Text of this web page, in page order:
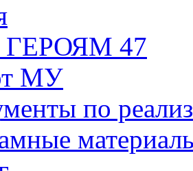
ГЕРОЯМ 47
МУ
по